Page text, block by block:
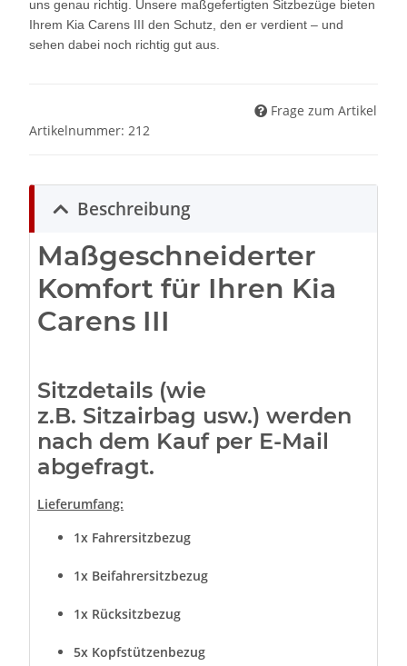
uns genau richtig. Unsere maßgefertigten Sitzbezüge bieten
Ihrem Kia Carens III den Schutz, den er verdient – und
sehen dabei noch richtig gut aus.
Frage zum Artikel
Artikelnummer: 212
Beschreibung
Maßgeschneiderter
Komfort für Ihren Kia
Carens III
Sitzdetails (wie
z.B. Sitzairbag usw.) werden
nach dem Kauf per E-Mail
abgefragt.
Lieferumfang:
1x Fahrersitzbezug
1x Beifahrersitzbezug
1x Rücksitzbezug
5x Kopfstützenbezug